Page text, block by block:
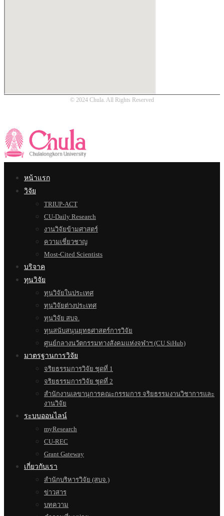
© 2024 Chula. All Rights Reserved
หน้าแรก
วิจัย
TRIUP-ACT
CU-Daily Research
งานวิจัยข้ามศาสตร์
ความเชี่ยวชาญ
Most-Cited Scientists
บริจาค
ทุนวิจัย
ทุนวิจัยในประเทศ
ทุนวิจัยต่างประเทศ
ทุนวิจัย สบจ.
ทุนสนับสนุนยุทธศาสตร์การวิจัย
ศูนย์กลางนวัตกรรมทางสังคมแห่งจุฬาฯ (CU SiHub)
มาตรฐานการวิจัย
จริยธรรมการวิจัย ชุดที่ 1
จริยธรรมการวิจัย ชุดที่ 2
สำนักงานเลขานุการคณะกรรมการ จริยธรรมงานวิชาการและ
งานวิจัย
ระบบออนไลน์
myResearch
CU-REC
Grant Gateway
เกี่ยวกับเรา
สำนักบริหารวิจัย (สบจ.)
ข่าวสาร
บทความ